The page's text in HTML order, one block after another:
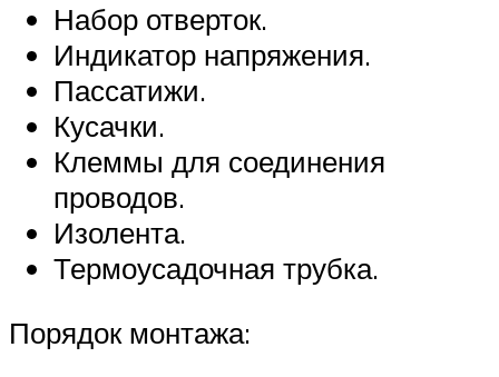
Набор отверток.
Индикатор напряжения.
Пассатижи.
Кусачки.
Клеммы для соединения
проводов.
Изолента.
Термоусадочная трубка.
Порядок монтажа: